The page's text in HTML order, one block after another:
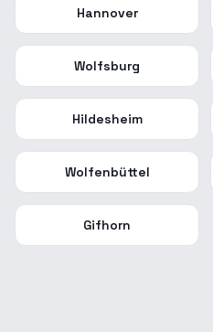
Hannover
Wolfsburg
Hildesheim
Wolfenbüttel
Gifhorn